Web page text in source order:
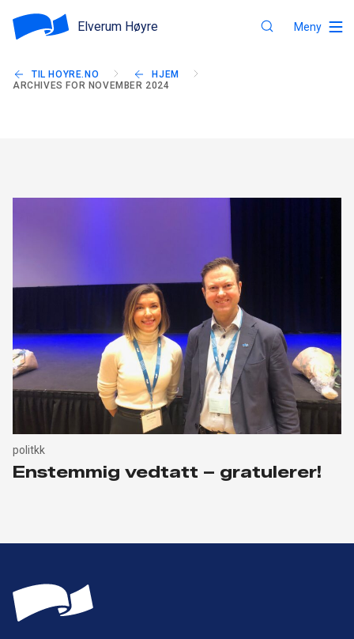
Elverum Høyre Meny
TIL HOYRE.NO
HJEM
ARCHIVES FOR NOVEMBER 2024
politkk
Enstemmig vedtatt – gratulerer!